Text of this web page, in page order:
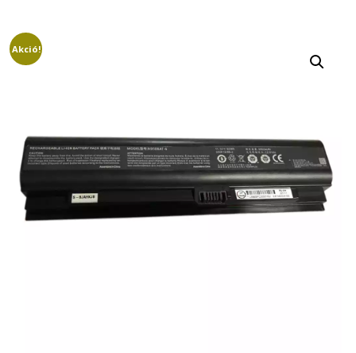
Akció!